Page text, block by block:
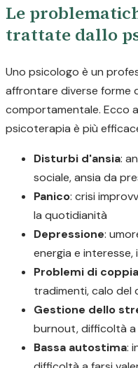
Le
trattate dallo
Uno psicologo è un
affrontare diverse forme
comportamentale. Ecco
psicoterapia è più
Disturbi d'ansia:
sociale, ansia da
Panico: crisi
la quotidianità
Depressione:
energia e interesse,
Problemi di
tradimenti, calo del
Gestione dello
burnout, difficoltà
Bassa autostima: